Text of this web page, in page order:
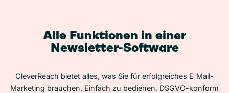
Alle Funktionen in einer
Newsletter-Software
CleverReach bietet alles, was Sie für erfolgreiches E‑Mail-
Marketing brauchen. Einfach zu bedienen, DSGVO-konform